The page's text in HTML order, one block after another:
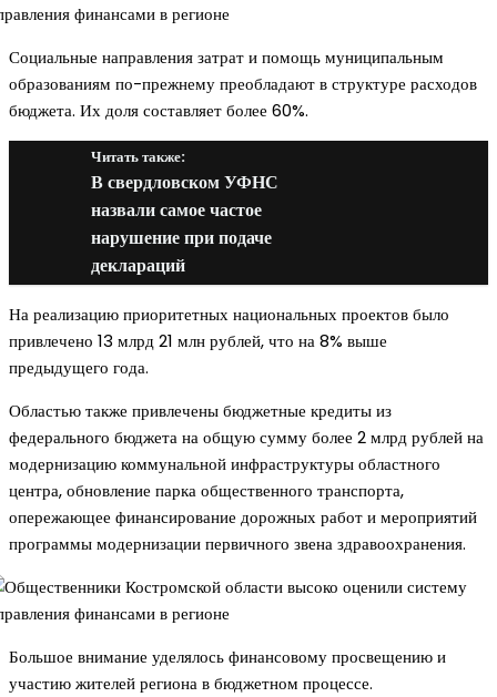
Социальные направления затрат и помощь муниципальным
образованиям по-прежнему преобладают в структуре расходов
бюджета. Их доля составляет более 60%.
Читать также:
В свердловском УФНС
назвали самое частое
нарушение при подаче
деклараций
На реализацию приоритетных национальных проектов было
привлечено 13 млрд 21 млн рублей, что на 8% выше
предыдущего года.
Областью также привлечены бюджетные кредиты из
федерального бюджета на общую сумму более 2 млрд рублей на
модернизацию коммунальной инфраструктуры областного
центра, обновление парка общественного транспорта,
опережающее финансирование дорожных работ и мероприятий
программы модернизации первичного звена здравоохранения.
Большое внимание уделялось финансовому просвещению и
участию жителей региона в бюджетном процессе.